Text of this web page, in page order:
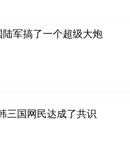
军搞了一个超级大炮
三国网民达成了共识